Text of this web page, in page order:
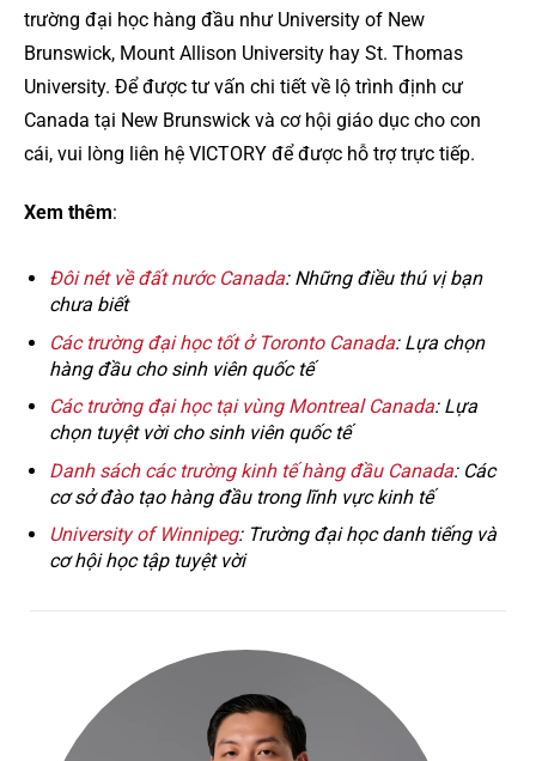
trường đại học hàng đầu như University of New
Brunswick, Mount Allison University hay St. Thomas
University. Để được tư vấn chi tiết về lộ trình định cư
Canada tại New Brunswick và cơ hội giáo dục cho con
cái, vui lòng liên hệ VICTORY để được hỗ trợ trực tiếp.
Xem thêm:
Đôi nét về đất nước Canada: Những điều thú vị bạn
chưa biết
Các trường đại học tốt ở Toronto Canada: Lựa chọn
hàng đầu cho sinh viên quốc tế
Các trường đại học tại vùng Montreal Canada: Lựa
chọn tuyệt vời cho sinh viên quốc tế
Danh sách các trường kinh tế hàng đầu Canada: Các
cơ sở đào tạo hàng đầu trong lĩnh vực kinh tế
University of Winnipeg: Trường đại học danh tiếng và
cơ hội học tập tuyệt vời